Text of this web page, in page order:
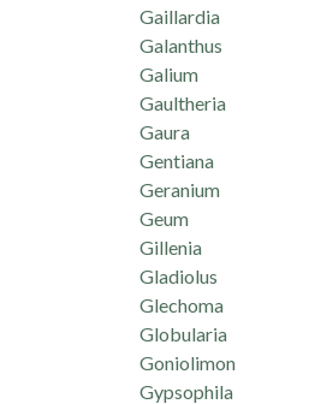
Gaillardia
Galanthus
Galium
Gaultheria
Gaura
Gentiana
Geranium
Geum
Gillenia
Gladiolus
Glechoma
Globularia
Goniolimon
Gypsophila